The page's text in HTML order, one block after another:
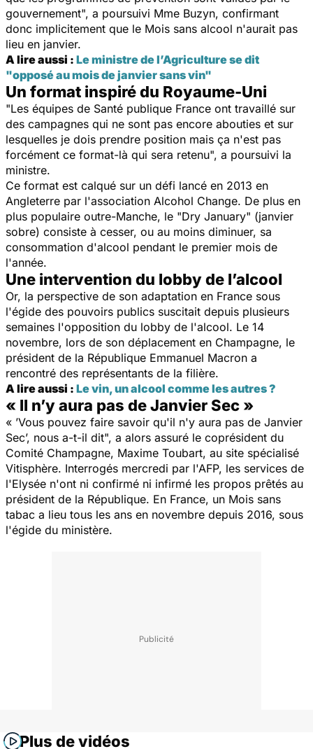
gouvernement", a poursuivi Mme Buzyn, confirmant
donc implicitement que le Mois sans alcool n'aurait pas
lieu en janvier.
A lire aussi : Le ministre de l’Agriculture se dit
"opposé au mois de janvier sans vin"
Un format inspiré du Royaume-Uni
"Les équipes de Santé publique France ont travaillé sur
des campagnes qui ne sont pas encore abouties et sur
lesquelles je dois prendre position mais ça n'est pas
forcément ce format-là qui sera retenu", a poursuivi la
ministre.
Ce format est calqué sur un défi lancé en 2013 en
Angleterre par l'association Alcohol Change. De plus en
plus populaire outre-Manche, le "Dry January" (janvier
sobre) consiste à cesser, ou au moins diminuer, sa
consommation d'alcool pendant le premier mois de
l'année.
Une intervention du lobby de l’alcool
Or, la perspective de son adaptation en France sous
l'égide des pouvoirs publics suscitait depuis plusieurs
semaines l'opposition du lobby de l'alcool. Le 14
novembre, lors de son déplacement en Champagne, le
président de la République Emmanuel Macron a
rencontré des représentants de la filière.
A lire aussi : Le vin, un alcool comme les autres ?
« Il n’y aura pas de Janvier Sec »
« ’Vous pouvez faire savoir qu'il n'y aura pas de Janvier
Sec’, nous a-t-il dit", a alors assuré le coprésident du
Comité Champagne, Maxime Toubart, au site spécialisé
Vitisphère. Interrogés mercredi par l'AFP, les services de
l'Elysée n'ont ni confirmé ni infirmé les propos prêtés au
président de la République. En France, un Mois sans
tabac a lieu tous les ans en novembre depuis 2016, sous
l'égide du ministère.
Plus de vidéos